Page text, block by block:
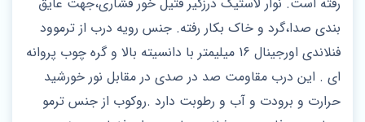
بندی صدا،گرد و خاک بکار رفته. جنس رویه درب از ترموود
فنلاندی اورجینال 16 میلیمتر با دانسیته بالا و گره چوب پروانه
ای . این درب مقاومت صد در صدی در مقابل نور خورشید
حرارت و برودت و آب و رطوبت دارد .روکوب از جنس ترمو